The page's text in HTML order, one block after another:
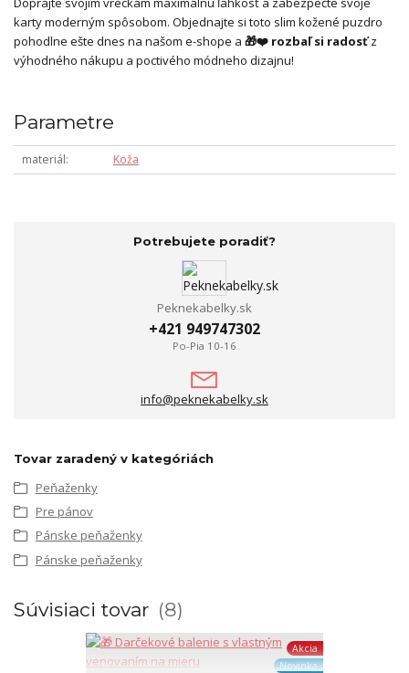
karty moderným spôsobom. Objednajte si toto slim kožené puzdro
pohodlne ešte dnes na našom e-shope a 🎁❤️ rozbaľ si radosťz
výhodného nákupu a poctivého módneho dizajnu!
Parametre
materiál Koža
Potrebujete poradiť?
Peknekabelky.sk
+421 949747302
Po-Pia 10-16
info@peknekabelky.sk
Tovar zaradený v kategóriách
Peňaženky
Pre pánov
Pánske peňaženky
Pánske peňaženky
Súvisiaci tovar 8
Akcia
Novinka